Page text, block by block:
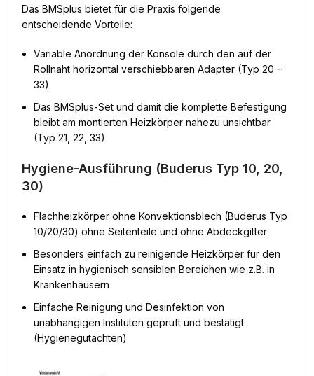
Das BMSplus bietet für die Praxis folgende
entscheidende Vorteile:
Variable Anordnung der Konsole durch den auf der
Rollnaht horizontal verschiebbaren Adapter (Typ 20 –
33)
Das BMSplus-Set und damit die komplette Befestigung
bleibt am montierten Heizkörper nahezu unsichtbar
(Typ 21, 22, 33)
Hygiene-Ausführung (Buderus Typ 10, 20,
30)
Flachheizkörper ohne Konvektionsblech (Buderus Typ
10/20/30) ohne Seitenteile und ohne Abdeckgitter
Besonders einfach zu reinigende Heizkörper für den
Einsatz in hygienisch sensiblen Bereichen wie z.B. in
Krankenhäusern
Einfache Reinigung und Desinfektion von
unabhängigen Instituten geprüft und bestätigt
(Hygienegutachten)